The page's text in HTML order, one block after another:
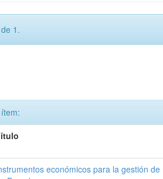
1.
económicos para la gestión